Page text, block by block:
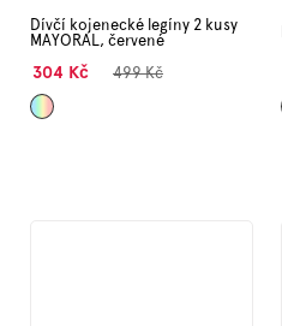
Dívčí kojenecké legíny 2 kusy
MAYORAL, červené
304 Kč 499 Kč
Mix